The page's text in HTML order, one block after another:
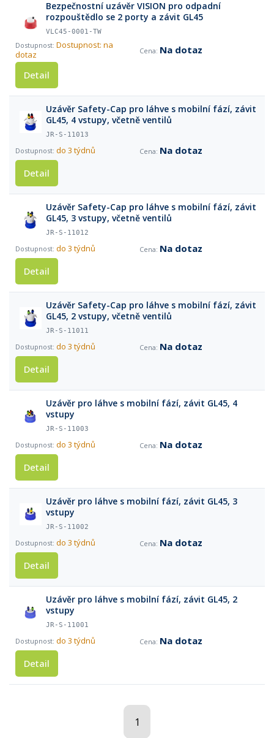
Bezpečnostní uzávěr VISION pro odpadní
rozpouštědlo se 2 porty a závit GL45
VLC45-0001-TW
Dostupnost: na
dotaz
Na dotaz
Detail
Uzávěr Safety-Cap pro láhve s mobilní fází, závit
GL45, 4 vstupy, včetně ventilů
JR-S-11013
do 3 týdnů
Na dotaz
Detail
Uzávěr Safety-Cap pro láhve s mobilní fází, závit
GL45, 3 vstupy, včetně ventilů
JR-S-11012
do 3 týdnů
Na dotaz
Detail
Uzávěr Safety-Cap pro láhve s mobilní fází, závit
GL45, 2 vstupy, včetně ventilů
JR-S-11011
do 3 týdnů
Na dotaz
Detail
Uzávěr pro láhve s mobilní fází, závit GL45, 4
vstupy
JR-S-11003
do 3 týdnů
Na dotaz
Detail
Uzávěr pro láhve s mobilní fází, závit GL45, 3
vstupy
JR-S-11002
do 3 týdnů
Na dotaz
Detail
Uzávěr pro láhve s mobilní fází, závit GL45, 2
vstupy
JR-S-11001
do 3 týdnů
Na dotaz
Detail
1